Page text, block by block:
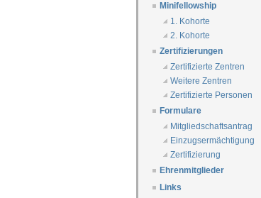
Minifellowship
1. Kohorte
2. Kohorte
Zertifizierungen
Zertifizierte Zentren
Weitere Zentren
Zertifizierte Personen
Formulare
Mitgliedschaftsantrag
Einzugsermächtigung
Zertifizierung
Ehrenmitglieder
Links